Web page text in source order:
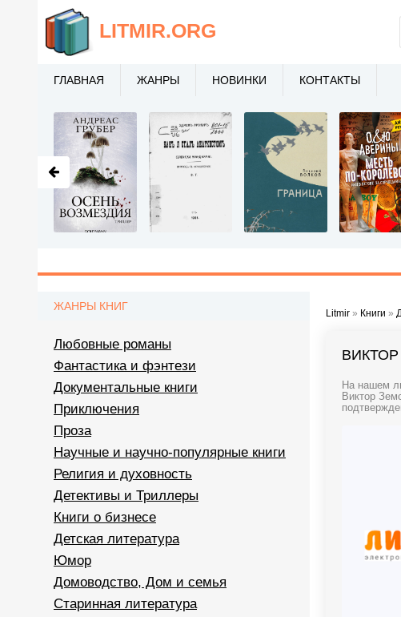
Litmir » Книги »
На нашем
Виктор
ЖАНРЫ КНИГ
Любовные романы
Фантастика и фэнтези
Документальные книги
Приключения
Проза
Научные и научно-популярные книги
Религия и духовность
Детективы и Триллеры
Книги о бизнесе
Детская литература
Юмор
Домоводство, Дом и семья
Старинная литература
LITMIR.ORG
ГЛАВНАЯ ЖАНРЫ НОВИНКИ КОНТАКТЫ